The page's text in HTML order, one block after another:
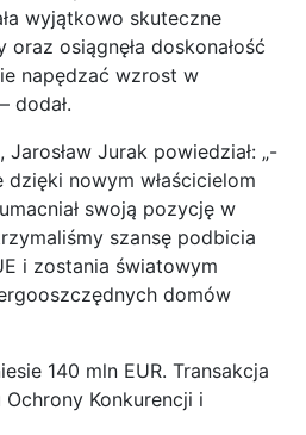
wyjątkowo skuteczne
osiągnęła doskonałość
napędzać wzrost w
dodał.
Jurak powiedział: „-
nowym właścicielom
swoją pozycję w
szansę podbicia
i zostania światowym
domów
140 mln EUR. Transakcja
Konkurencji i